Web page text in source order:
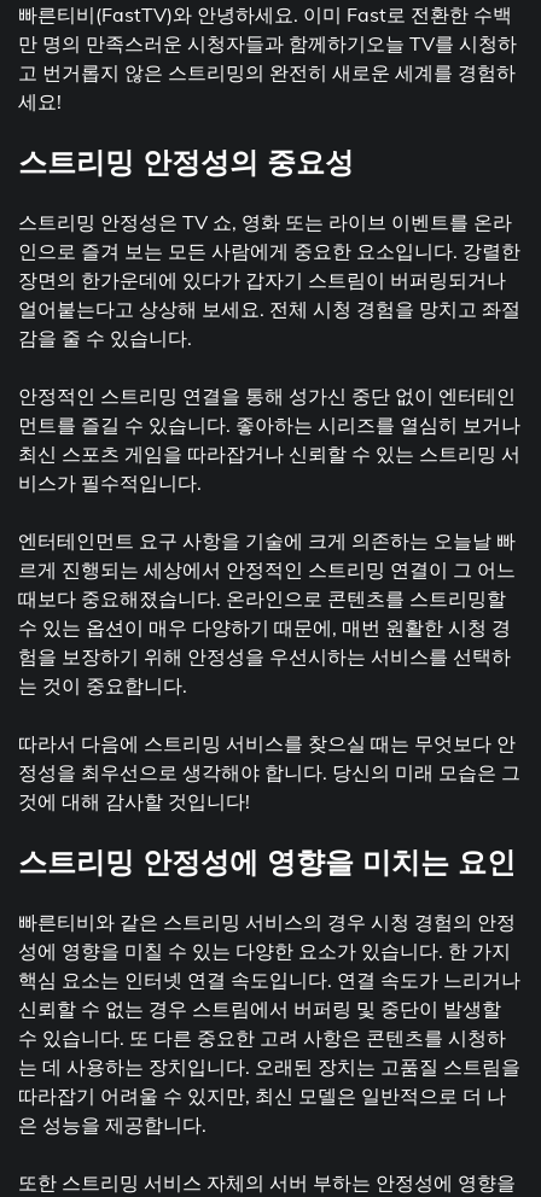
빠른티비(FastTV)와 안녕하세요. 이미 Fast로 전환한 수백
만 명의 만족스러운 시청자들과 함께하기오늘 TV를 시청하
고 번거롭지 않은 스트리밍의 완전히 새로운 세계를 경험하
세요!
스트리밍 안정성의 중요성
스트리밍 안정성은 TV 쇼, 영화 또는 라이브 이벤트를 온라
인으로 즐겨 보는 모든 사람에게 중요한 요소입니다. 강렬한
장면의 한가운데에 있다가 갑자기 스트림이 버퍼링되거나
얼어붙는다고 상상해 보세요. 전체 시청 경험을 망치고 좌절
감을 줄 수 있습니다.
안정적인 스트리밍 연결을 통해 성가신 중단 없이 엔터테인
먼트를 즐길 수 있습니다. 좋아하는 시리즈를 열심히 보거나
최신 스포츠 게임을 따라잡거나 신뢰할 수 있는 스트리밍 서
비스가 필수적입니다.
엔터테인먼트 요구 사항을 기술에 크게 의존하는 오늘날 빠
르게 진행되는 세상에서 안정적인 스트리밍 연결이 그 어느
때보다 중요해졌습니다. 온라인으로 콘텐츠를 스트리밍할
수 있는 옵션이 매우 다양하기 때문에, 매번 원활한 시청 경
험을 보장하기 위해 안정성을 우선시하는 서비스를 선택하
는 것이 중요합니다.
따라서 다음에 스트리밍 서비스를 찾으실 때는 무엇보다 안
정성을 최우선으로 생각해야 합니다. 당신의 미래 모습은 그
것에 대해 감사할 것입니다!
스트리밍 안정성에 영향을 미치는 요인
빠른티비와 같은 스트리밍 서비스의 경우 시청 경험의 안정
성에 영향을 미칠 수 있는 다양한 요소가 있습니다. 한 가지
핵심 요소는 인터넷 연결 속도입니다. 연결 속도가 느리거나
신뢰할 수 없는 경우 스트림에서 버퍼링 및 중단이 발생할
수 있습니다. 또 다른 중요한 고려 사항은 콘텐츠를 시청하
는 데 사용하는 장치입니다. 오래된 장치는 고품질 스트림을
따라잡기 어려울 수 있지만, 최신 모델은 일반적으로 더 나
은 성능을 제공합니다.
또한 스트리밍 서비스 자체의 서버 부하는 안정성에 영향을